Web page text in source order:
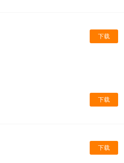
下载
下载
下载